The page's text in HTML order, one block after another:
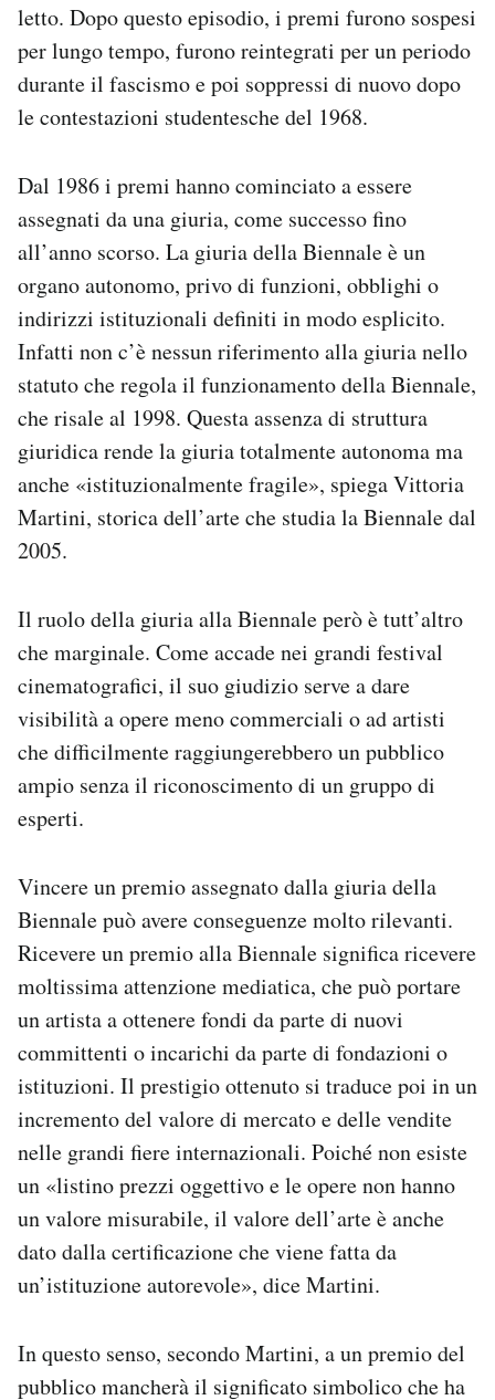
letto. Dopo questo episodio, i premi furono sospesi
per lungo tempo, furono reintegrati per un periodo
durante il fascismo e poi soppressi di nuovo dopo
le contestazioni studentesche del 1968.
Dal 1986 i premi hanno cominciato a essere
assegnati da una giuria, come successo fino
all’anno scorso. La giuria della Biennale è un
organo autonomo, privo di funzioni, obblighi o
indirizzi istituzionali definiti in modo esplicito.
Infatti non c’è nessun riferimento alla giuria nello
statuto che regola il funzionamento della Biennale,
che risale al 1998. Questa assenza di struttura
giuridica rende la giuria totalmente autonoma ma
anche «istituzionalmente fragile», spiega Vittoria
Martini, storica dell’arte che studia la Biennale dal
2005.
Il ruolo della giuria alla Biennale però è tutt’altro
che marginale. Come accade nei grandi festival
cinematografici, il suo giudizio serve a dare
visibilità a opere meno commerciali o ad artisti
che difficilmente raggiungerebbero un pubblico
ampio senza il riconoscimento di un gruppo di
esperti.
Vincere un premio assegnato dalla giuria della
Biennale può avere conseguenze molto rilevanti.
Ricevere un premio alla Biennale significa ricevere
moltissima attenzione mediatica, che può portare
un artista a ottenere fondi da parte di nuovi
committenti o incarichi da parte di fondazioni o
istituzioni. Il prestigio ottenuto si traduce poi in un
incremento del valore di mercato e delle vendite
nelle grandi fiere internazionali. Poiché non esiste
un «listino prezzi oggettivo e le opere non hanno
un valore misurabile, il valore dell’arte è anche
dato dalla certificazione che viene fatta da
un’istituzione autorevole», dice Martini.
In questo senso, secondo Martini, a un premio del
pubblico mancherà il significato simbolico che ha